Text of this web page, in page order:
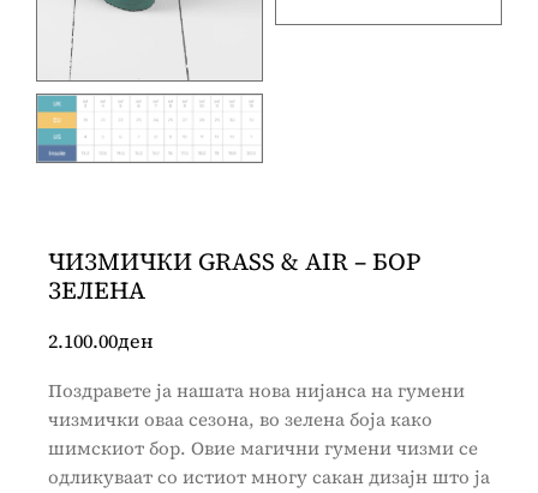
ЧИЗМИЧКИ GRASS & AIR – БОР
ЗЕЛЕНА
2.100.00ден
Поздравете ја нашата нова нијанса на гумени
чизмички оваа сезона, во зелена боја како
шимскиот бор. Овие магични гумени чизми се
одликуваат со истиот многу сакан дизајн што ја